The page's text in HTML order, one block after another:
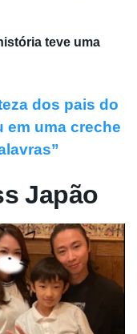
teve uma
dos pais do
em uma creche
Japão